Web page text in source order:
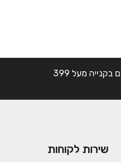
שליח עד הבית חינם בקנייה מעל 399
שירות לקוחות